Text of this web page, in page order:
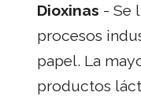
Dioxinas - Se
procesos
papel. La
productos